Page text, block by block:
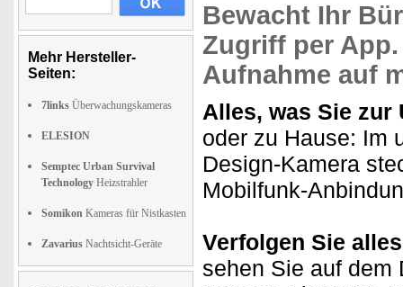
Mehr Hersteller-
Seiten:
7links Überwachungskameras
ELESION
Semptec Urban Survival
Technology Heizstrahler
Somikon Kameras für Nistkasten
Zavarius Nachtsicht-Geräte
Bewacht Ihr
Zugriff per
Aufnahme auf
Alles, was Sie
oder zu Hause: Im
Design-Kamera
Mobilfunk-
Verfolgen Sie
sehen Sie auf dem